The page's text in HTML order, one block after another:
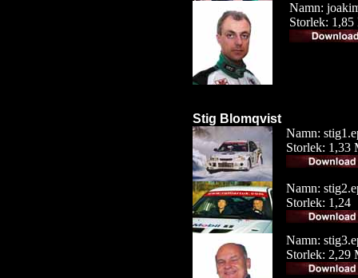
Namn:
Storlek:
Stig Blomqvist
Namn:
Storlek: 1,33
Namn:
Storlek: 1,24
Namn:
Storlek: 2,29